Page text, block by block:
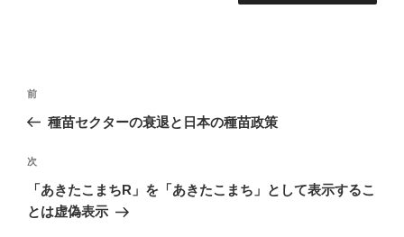
投
稿
ビ
ゲ
ー
前
の
稿
前
種苗セクターの衰退と日本の種苗政策
次
の
投
次
「あきたこまちR」を「あきたこまち」として表示するこ
とは虚偽表示